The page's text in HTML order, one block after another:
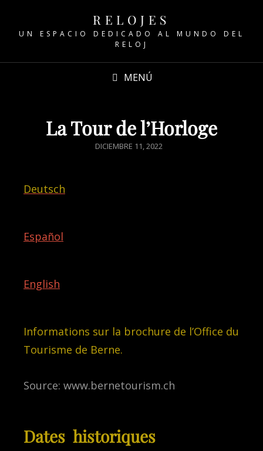
RELOJES
UN ESPACIO DEDICADO AL MUNDO DEL
RELOJ
MENÚ
La Tour de l’Horloge
DICIEMBRE 11, 2022
Deutsch
Español
English
Informations sur la brochure de l’Office du
Tourisme de Berne.
Source: www.bernetourism.ch
Dates historiques